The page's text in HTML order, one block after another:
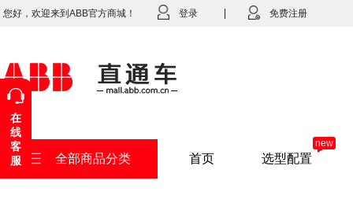
您好，欢迎来到ABB官方商城！ 登录 免费注册
全部商品分类 首页 选型配置
new
在
线
客
服